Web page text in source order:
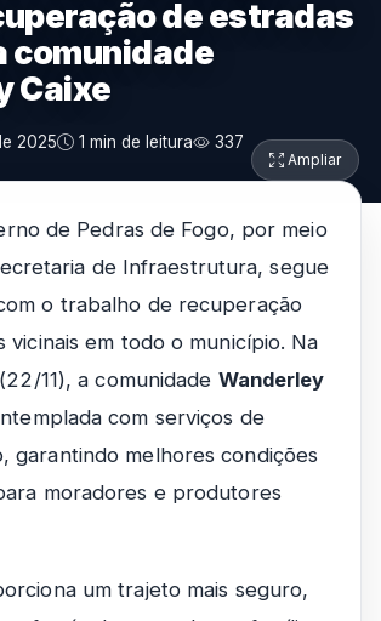
de estradas
comunidade
Caixe
2025 1 min de leitura 337
Ampliar
de Pedras de Fogo, por meio
de Infraestrutura, segue
o trabalho de recuperação
vicinais em todo o município. Na
11), a comunidade Wanderley
com serviços de
garantindo melhores condições
moradores e produtores
um trajeto mais seguro,